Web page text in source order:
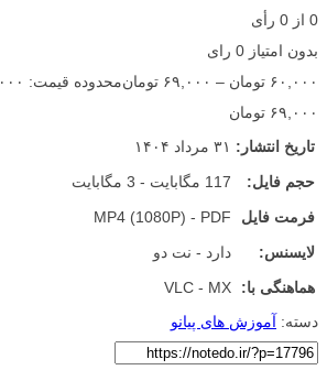
0 از 0 رأی
بدون امتیاز 0 رای
۶۰,۰۰۰ تومان – ۶۹,۰۰۰ تومان
۶۹,۰۰۰ تومان
تاریخ انتشار: ۳۱ مرداد ۱۴۰۴
حجم فایل:
117 مگابایت - 3 مگابایت
فرمت فایل
MP4 (1080P) - PDF
لایسنس:
دارد - نت دو
هماهنگی با:
VLC - MX
دسته: آموزش های پیانو